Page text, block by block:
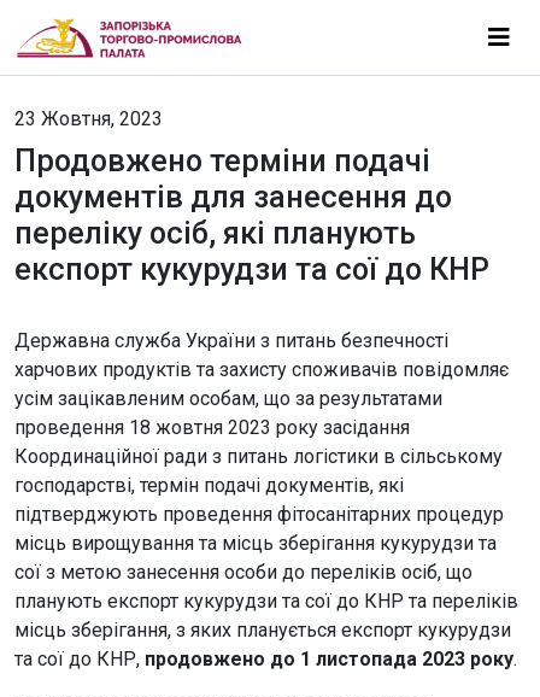
23 Жовтня, 2023
Продовжено терміни подачі
документів для занесення до
переліку осіб, які планують
експорт кукурудзи та сої до КНР
Державна служба України з питань безпечності
харчових продуктів та захисту споживачів повідомляє
усім зацікавленим особам, що за результатами
проведення 18 жовтня 2023 року засідання
Координаційної ради з питань логістики в сільському
господарстві, термін подачі документів, які
підтверджують проведення фітосанітарних процедур
місць вирощування та місць зберігання кукурудзи та
сої з метою занесення особи до переліків осіб, що
планують експорт кукурудзи та сої до КНР та переліків
місць зберігання, з яких планується експорт кукурудзи
та сої до КНР, продовжено до 1 листопада 2023 року.